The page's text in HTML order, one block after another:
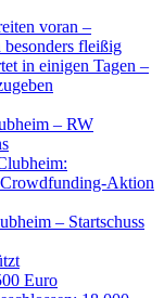
voran –
fleißig
in einigen Tagen –
– RW
Crowdfunding-Aktion
– Startschuss
Euro